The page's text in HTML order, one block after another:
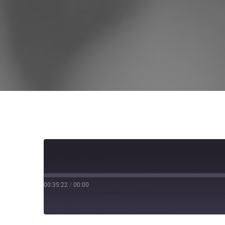
00:00
/
00:35:22